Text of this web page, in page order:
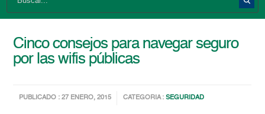
Cinco consejos para navegar seguro
por las wifis públicas
PUBLICADO : 27 ENERO, 2015 CATEGORIA :SEGURIDAD